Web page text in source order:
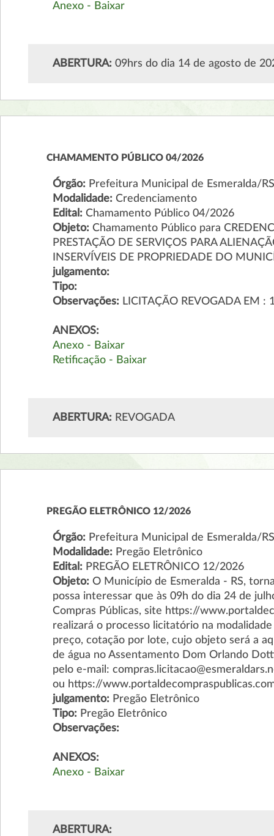
Anexo - Baixar
ABERTURA:09hrs do dia 14 de agosto de
CHAMAMENTO PÚBLICO 04/2026
Órgão:Prefeitura Municipal de Esmeralda/RS
Modalidade:Credenciamento
Edital:Chamamento Público 04/2026
Objeto:Chamamento Público para
PRESTAÇÃO DE SERVIÇOS PARA
INSERVÍVEIS DE PROPRIEDADE DO
julgamento:
Tipo:
Observações:LICITAÇÃO REVOGADA EM :
ANEXOS:
Anexo - Baixar
Retificação - Baixar
ABERTURA:REVOGADA
PREGÃO ELETRÔNICO 12/2026
Órgão:Prefeitura Municipal de Esmeralda/RS
Modalidade:Pregão Eletrônico
Edital:PREGÃO ELETRÔNICO 12/2026
Objeto:O Município de Esmeralda - RS,
possa interessar que às 09h do dia 24 de
Compras Públicas, site https://
realizará o processo licitatório na
preço, cotação por lote, cujo objeto será a
de água no Assentamento Dom Orlando
pelo e-mail:
ou https://
julgamento:Pregão Eletrônico
Tipo:Pregão Eletrônico
Observações:
ANEXOS:
Anexo - Baixar
ABERTURA: